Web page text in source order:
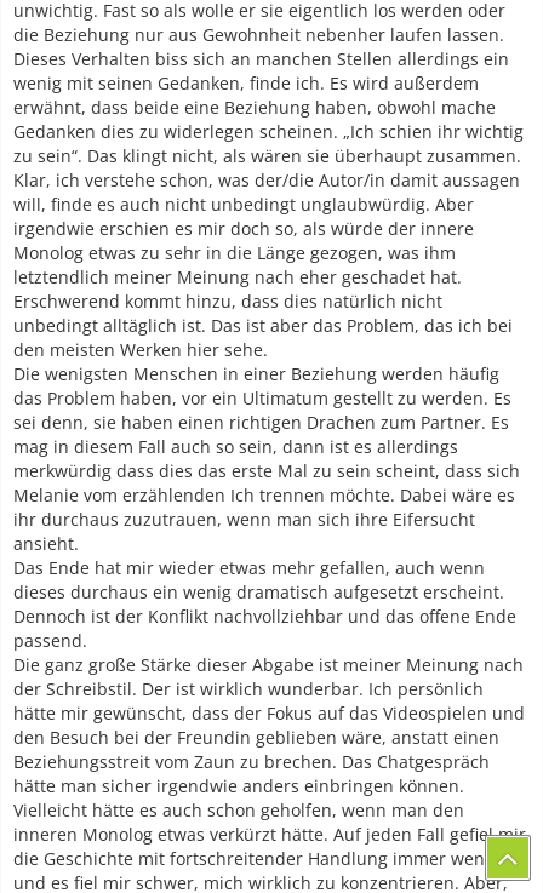
unwichtig. Fast so als wolle er sie eigentlich los werden oder
die Beziehung nur aus Gewohnheit nebenher laufen lassen.
Dieses Verhalten biss sich an manchen Stellen allerdings ein
wenig mit seinen Gedanken, finde ich. Es wird außerdem
erwähnt, dass beide eine Beziehung haben, obwohl mache
Gedanken dies zu widerlegen scheinen. „Ich schien ihr wichtig
zu sein“. Das klingt nicht, als wären sie überhaupt zusammen.
Klar, ich verstehe schon, was der/die Autor/in damit aussagen
will, finde es auch nicht unbedingt unglaubwürdig. Aber
irgendwie erschien es mir doch so, als würde der innere
Monolog etwas zu sehr in die Länge gezogen, was ihm
letztendlich meiner Meinung nach eher geschadet hat.
Erschwerend kommt hinzu, dass dies natürlich nicht
unbedingt alltäglich ist. Das ist aber das Problem, das ich bei
den meisten Werken hier sehe.
Die wenigsten Menschen in einer Beziehung werden häufig
das Problem haben, vor ein Ultimatum gestellt zu werden. Es
sei denn, sie haben einen richtigen Drachen zum Partner. Es
mag in diesem Fall auch so sein, dann ist es allerdings
merkwürdig dass dies das erste Mal zu sein scheint, dass sich
Melanie vom erzählenden Ich trennen möchte. Dabei wäre es
ihr durchaus zuzutrauen, wenn man sich ihre Eifersucht
ansieht.
Das Ende hat mir wieder etwas mehr gefallen, auch wenn
dieses durchaus ein wenig dramatisch aufgesetzt erscheint.
Dennoch ist der Konflikt nachvollziehbar und das offene Ende
passend.
Die ganz große Stärke dieser Abgabe ist meiner Meinung nach
der Schreibstil. Der ist wirklich wunderbar. Ich persönlich
hätte mir gewünscht, dass der Fokus auf das Videospielen und
den Besuch bei der Freundin geblieben wäre, anstatt einen
Beziehungsstreit vom Zaun zu brechen. Das Chatgespräch
hätte man sicher irgendwie anders einbringen können.
Vielleicht hätte es auch schon geholfen, wenn man den
inneren Monolog etwas verkürzt hätte. Auf jeden Fall gefiel mir
die Geschichte mit fortschreitender Handlung immer weniger
und es fiel mir schwer, mich wirklich zu konzentrieren. Aber,